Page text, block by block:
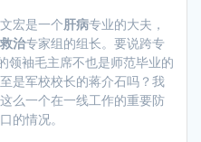
宏是一个肝病专业的大夫，
救治专家组的组长。要说跨专
领袖毛主席不也是师范毕业的
是军校校长的蒋介石吗？我
么一个在一线工作的重要防
的情况。